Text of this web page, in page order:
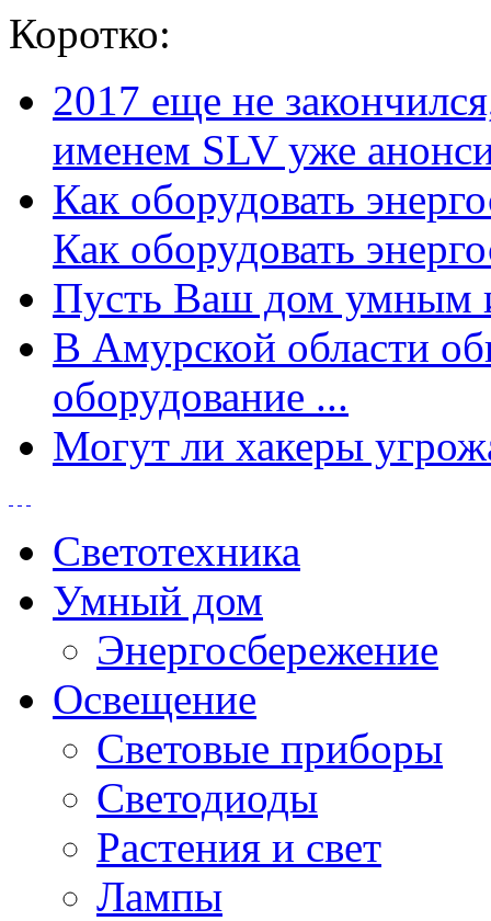
Коротко:
2017 еще не
именем SLV уже
Как оборудовать
Как оборудовать
Пусть Ваш дом умным
В Амурской области
оборудование ...
Могут ли хакеры
Светотехника
Умный дом
Энергосбережение
Освещение
Световые приборы
Светодиоды
Растения и свет
Лампы